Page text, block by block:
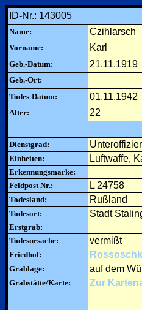
ID-Nr.: 143005
Name: Czihlarsch
Vorname:
Karl
Geb.-Datum: 21.11.1919
Geb.-Ort:
Todes-Datum: 01.11.1942
Alter: 22
Dienstgrad: Unteroffizier
Einheiten: Luftwaffe,
Erkennungsmarke:
Feldpost Nr.:
L 24758
Todesland: Rußland
Todesort: Stadt
Erstgrab:
Todesursache:
vermißt
Friedhof:
Grablage: auf dem
Grabstätte/Karte: Zur